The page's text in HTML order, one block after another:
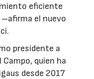
eficiente
–afirma el nuevo
presidente a
quien ha
desde 2017